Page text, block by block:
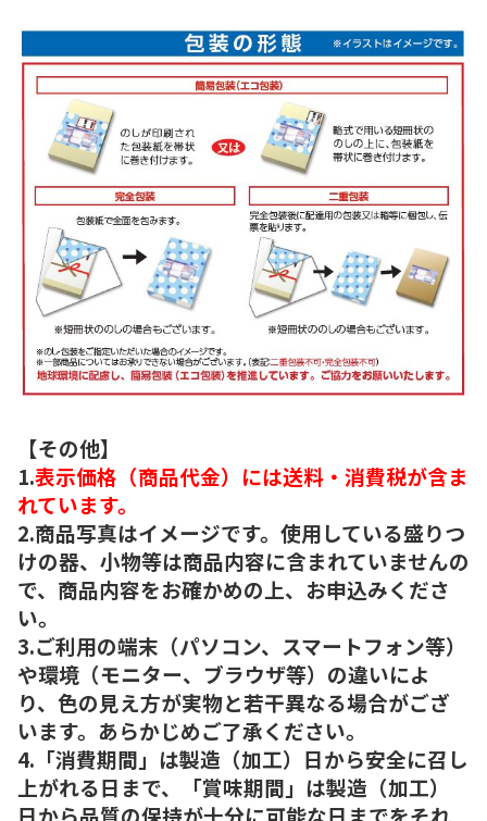
【その他】
1.表示価格（商品代金）には送料・消費税が含ま
れています。
2.商品写真はイメージです。使用している盛りつ
けの器、小物等は商品内容に含まれていませんの
で、商品内容をお確かめの上、お申込みくださ
い。
3.ご利用の端末（パソコン、スマートフォン等）
や環境（モニター、ブラウザ等）の違いによ
り、色の見え方が実物と若干異なる場合がござ
います。あらかじめご了承ください。
4.「消費期間」は製造（加工）日から安全に召し
上がれる日まで、「賞味期間」は製造（加工）